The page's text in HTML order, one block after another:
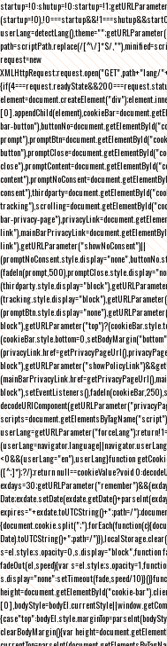
path=scriptPath.replace(/[^\/]*$/
request=new
bar-
bar-privacy-
link"),getURLParameter("showNoConsent")||
<0&&(userLang="en"),userLang}function
([^;]*);?/);return null==cookieValue?void
expires="+exdate.toUTCString()+";path=/
Date).toUTCString()+";path=/
s=el.style;s.opacity=0,s.display="block",function
fadeOut(el,speed){var
s.display="none":setTimeout(fade,speed/
height=document.getElementById("cookie-
clearBodyMargin(){var